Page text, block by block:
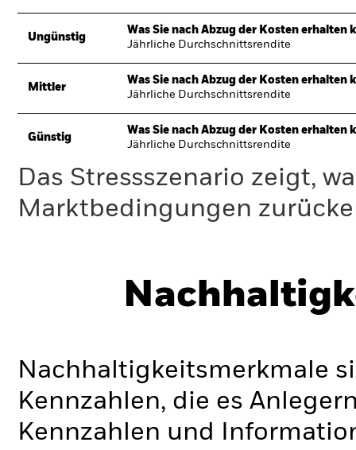
Ungünstig
Was Sie nach Abzug der Kosten erhalten
Jährliche Durchschnittsrendite
Mittler
Was Sie nach Abzug der Kosten erhalten
Jährliche Durchschnittsrendite
Günstig
Was Sie nach Abzug der Kosten erhalten
Jährliche Durchschnittsrendite
Das Stressszenario zeigt,
Marktbedingungen
Nachhaltigkeitsmerkmale
Kennzahlen, die es
Kennzahlen und